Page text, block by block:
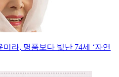
라, 명품보다 빛난 74세 ‘자연